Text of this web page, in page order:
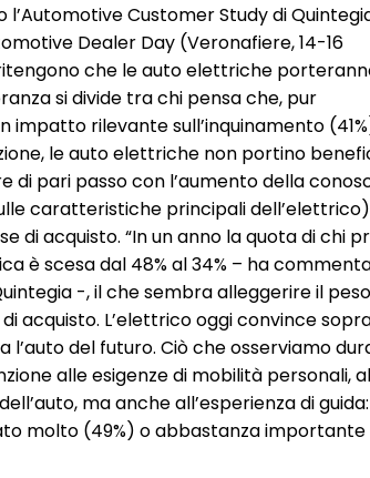
Customer Study di
Dealer Day (Veronafiere, 14-16
che le auto elettriche
si divide tra chi pensa che, pur
impatto rilevante sull’inquinamento
le auto elettriche non portino
di pari passo con l’aumento della
caratteristiche principali
di acquisto. “In un anno la quota di chi
è scesa dal 48% al 34% – ha
-, il che sembra alleggerire il
acquisto. L’elettrico oggi convince
l’auto del futuro. Ciò che osserviamo
alle esigenze di mobilità personali, al
ma anche all’esperienza di guida:
molto (49%) o abbastanza importante